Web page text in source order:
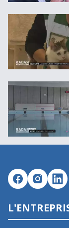
Les bienfaits
Le sport jongle